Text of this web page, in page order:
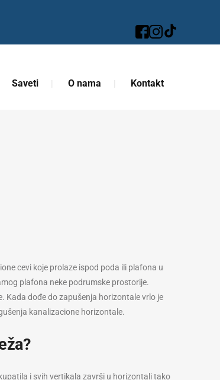
Saveti O nama Kontakt
cevi koje prolaze ispod poda ili plafona u
plafona neke podrumske prostorije.
Kada dođe do zapušenja horizontale vrlo je
kanalizacione horizontale.
i svih vertikala završi u horizontali tako